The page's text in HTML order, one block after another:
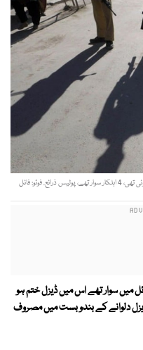
فوٹو: فائل
میں سوار تھے اس میں ڈیزل ختم ہو
ڈیزل دلوانے کے بندو بست میں مصروف